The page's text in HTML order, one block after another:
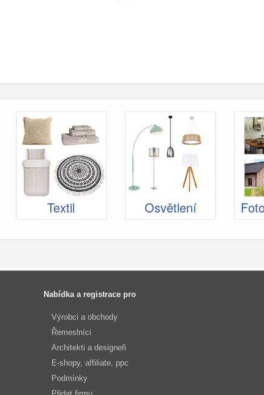
Textil Osvětlení
Nabídka a registrace pro
Výrobci a obchody
Řemeslníci
Architekti a designeři
E-shopy, affiliate, ppc
Podmínky